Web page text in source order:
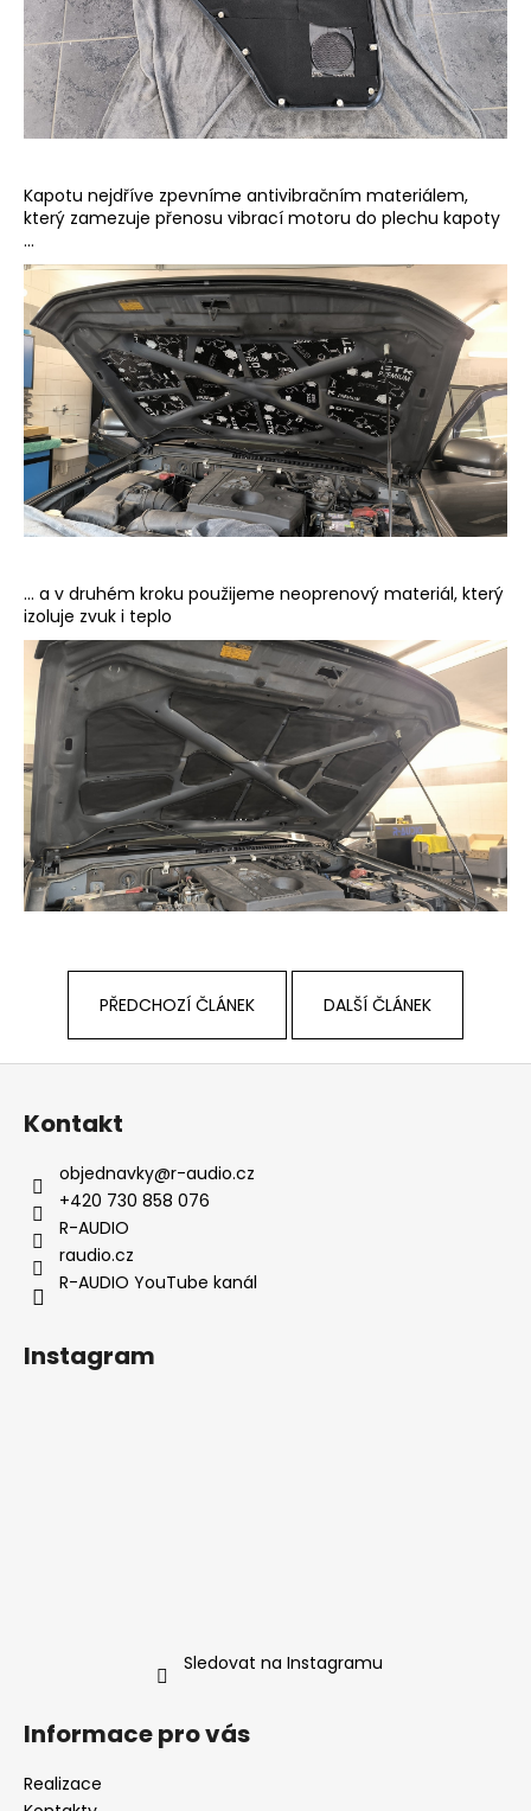
Kapotu nejdříve zpevníme antivibračním materiálem,
který zamezuje přenosu vibrací motoru do plechu kapoty
...
... a v druhém kroku použijeme neoprenový materiál, který
izoluje zvuk i teplo
PŘEDCHOZÍ ČLÁNEK DALŠÍ ČLÁNEK
Kontakt
objednavky@r-audio.cz
+420 730 858 076
R-AUDIO
raudio.cz
R-AUDIO YouTube kanál
Instagram
Sledovat na Instagramu
Informace pro vás
Realizace